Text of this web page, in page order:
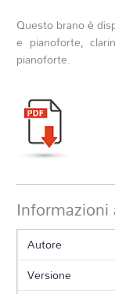
Questo brano è
e pianoforte,
pianoforte.
Autore
Versione